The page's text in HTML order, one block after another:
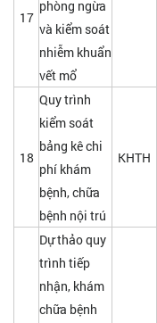
17
phòng ngừa
và kiểm soát
nhiễm khuẩn
vết mổ
18
Quy trình
kiểm soát
bảng kê chi
phí khám
bệnh, chữa
bệnh nội trú
KHTH
Dự thảo quy
trình tiếp
nhận, khám
chữa bệnh